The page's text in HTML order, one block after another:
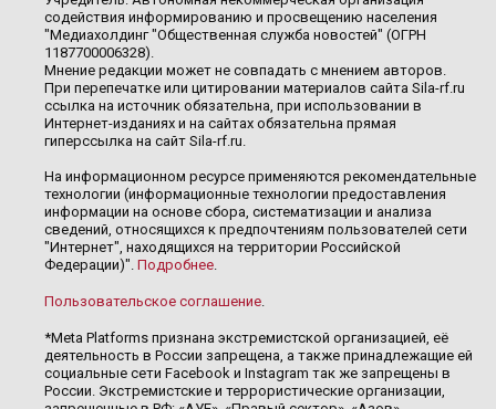
содействия информированию и просвещению населения
"Медиахолдинг "Общественная служба новостей" (ОГРН
1187700006328).
Мнение редакции может не совпадать с мнением авторов.
При перепечатке или цитировании материалов сайта Sila-rf.ru
ссылка на источник обязательна, при использовании в
Интернет-изданиях и на сайтах обязательна прямая
гиперссылка на сайт Sila-rf.ru.
На информационном ресурсе применяются рекомендательные
технологии (информационные технологии предоставления
информации на основе сбора, систематизации и анализа
сведений, относящихся к предпочтениям пользователей сети
"Интернет", находящихся на территории Российской
Федерации)". Подробнее.
Пользовательское соглашение.
*Meta Platforms признана экстремистской организацией, её
деятельность в России запрещена, а также принадлежащие ей
социальные сети Facebook и Instagram так же запрещены в
России. Экстремистские и террористические организации,